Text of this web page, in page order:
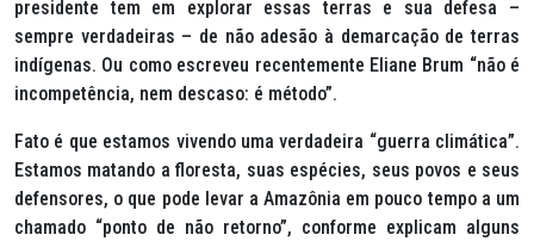
presidente tem em explorar essas terras e sua defesa –
sempre verdadeiras – de não adesão à demarcação de terras
indígenas. Ou como escreveu recentemente Eliane Brum “não é
incompetência, nem descaso: é método”.
Fato é que estamos vivendo uma verdadeira “guerra climática”.
Estamos matando a floresta, suas espécies, seus povos e seus
defensores, o que pode levar a Amazônia em pouco tempo a um
chamado “ponto de não retorno”, conforme explicam alguns